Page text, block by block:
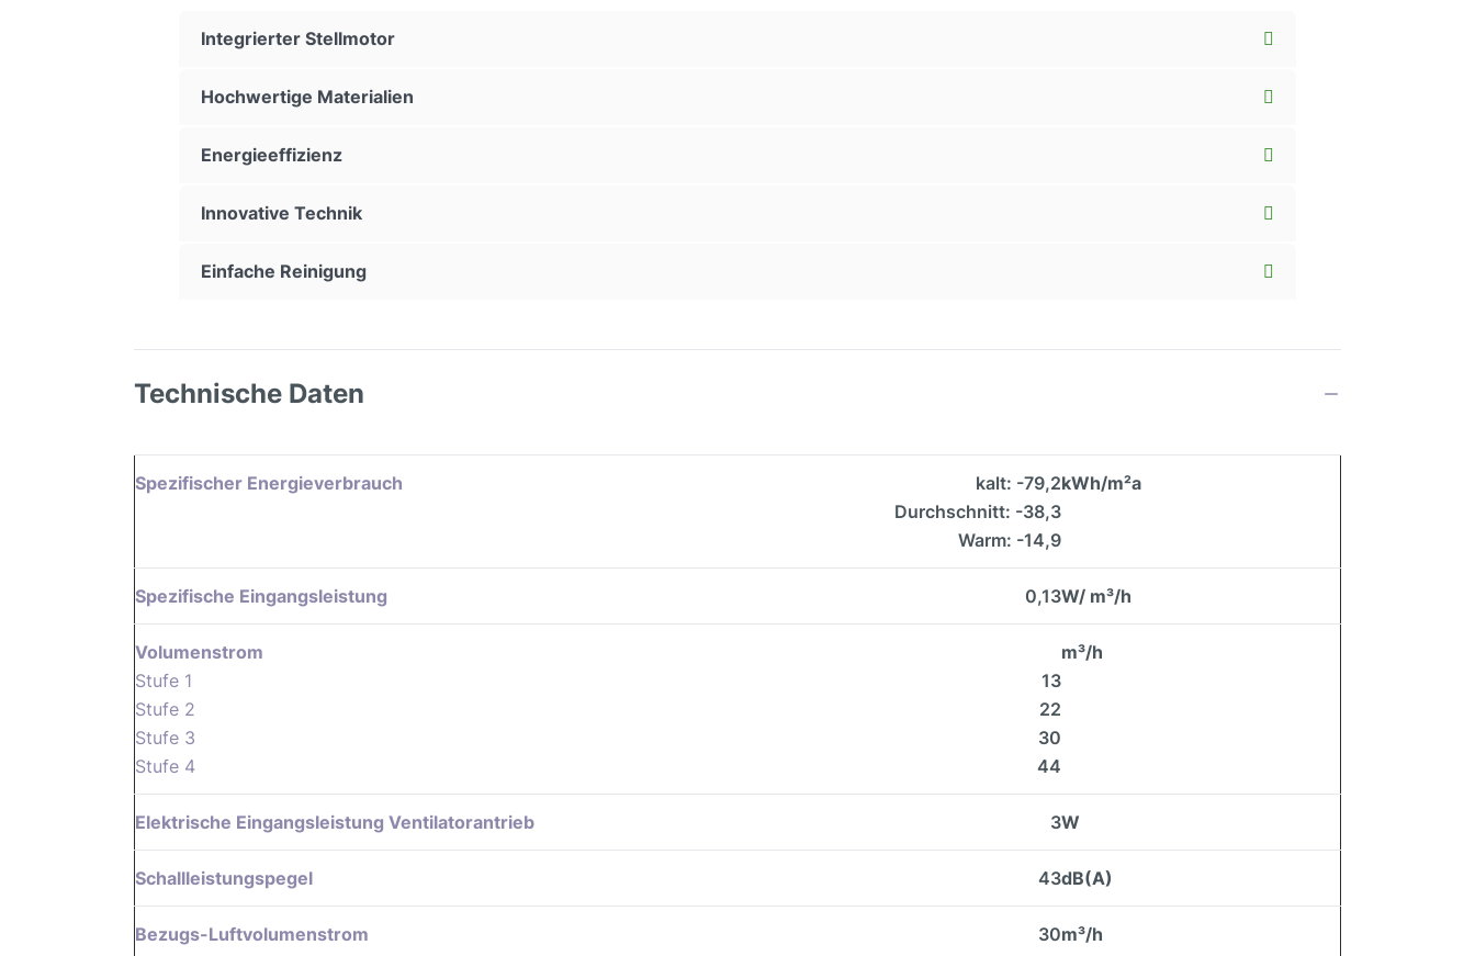
Integrierter Stellmotor
Hochwertige Materialien
Energieeffizienz
Innovative Technik
Einfache Reinigung
Technische Daten
Spezifischer Energieverbrauch
kalt: -79,2
Durchschnitt: -38,3
Warm: -14,9
kWh/m²a
Spezifische Eingangsleistung 0,13W/ m³/h
Volumenstrom
Stufe 1
Stufe 2
Stufe 3
Stufe 4
13
22
30
44
m³/h
Elektrische Eingangsleistung Ventilatorantrieb 3W
Schallleistungspegel 43dB(A)
Bezugs-Luftvolumenstrom 30m³/h